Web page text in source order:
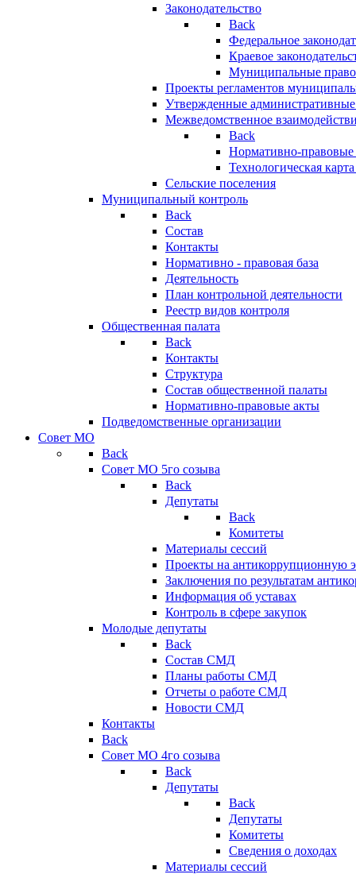
Законодательство
Back
Федеральное
Краевое
Муниципальные
Проекты регламентов
Утвержденные
Межведомственное
Back
Нормативно-правовые
Технологическая
Сельские поселения
Муниципальный контроль
Back
Состав
Контакты
Нормативно - правовая база
Деятельность
План контрольной деятельности
Реестр видов контроля
Общественная палата
Back
Контакты
Структура
Состав общественной палаты
Нормативно-правовые акты
Подведомственные организации
Совет МО
Back
Совет МО 5го созыва
Back
Депутаты
Back
Комитеты
Материалы сессий
Проекты на антикоррупционную
Заключения по результатам
Информация об уставах
Контроль в сфере закупок
Молодые депутаты
Back
Состав СМД
Планы работы СМД
Отчеты о работе СМД
Новости СМД
Контакты
Back
Совет МО 4го созыва
Back
Депутаты
Back
Депутаты
Комитеты
Сведения о доходах
Материалы сессий